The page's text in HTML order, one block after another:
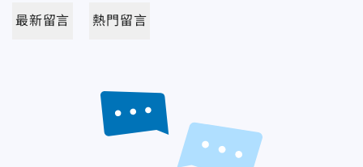
最新留言 熱門留言